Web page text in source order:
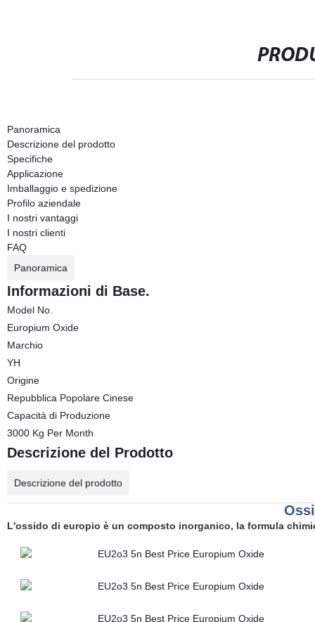
Panoramica
Descrizione del prodotto
Specifiche
Applicazione
Imballaggio e spedizione
Profilo aziendale
I nostri vantaggi
I nostri clienti
FAQ
Panoramica
Informazioni di Base.
Model No.
Europium Oxide
Marchio
YH
Origine
Repubblica Popolare Cinese
Capacità di Produzione
3000 Kg Per Month
Descrizione del Prodotto
Descrizione del prodotto
L'ossido di europio è un composto inorganico, la formula